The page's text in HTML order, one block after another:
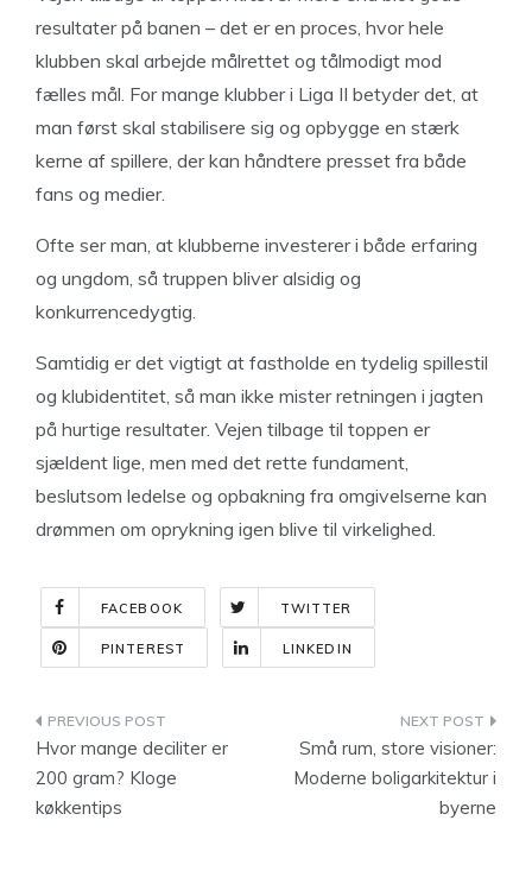
resultater på banen – det er en proces, hvor hele
klubben skal arbejde målrettet og tålmodigt mod
fælles mål. For mange klubber i Liga II betyder det, at
man først skal stabilisere sig og opbygge en stærk
kerne af spillere, der kan håndtere presset fra både
fans og medier.
Ofte ser man, at klubberne investerer i både erfaring
og ungdom, så truppen bliver alsidig og
konkurrencedygtig.
Samtidig er det vigtigt at fastholde en tydelig spillestil
og klubidentitet, så man ikke mister retningen i jagten
på hurtige resultater. Vejen tilbage til toppen er
sjældent lige, men med det rette fundament,
beslutsom ledelse og opbakning fra omgivelserne kan
drømmen om oprykning igen blive til virkelighed.
FACEBOOK TWITTER
PINTEREST LINKEDIN
Indlægsnavigation
Hvor mange deciliter er
200 gram? Kloge
køkkentips
Små rum, store visioner:
Moderne boligarkitektur i
byerne